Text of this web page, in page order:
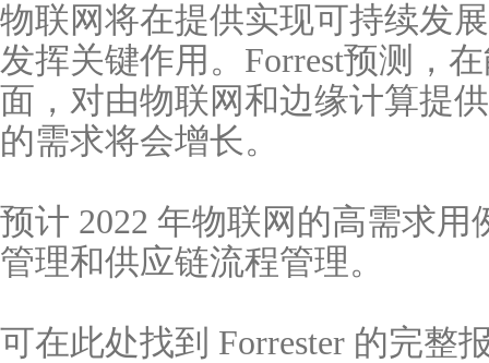
物联网将在提供实现可持续发
发挥关键作用。Forrest预测，
面，对由物联网和边缘计算提
的需求将会增长。
预计 2022 年物联网的高需求
管理和供应链流程管理。
可在此处找到 Forrester 的完整